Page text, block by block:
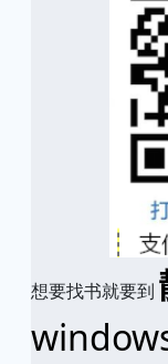
想要找书就要到